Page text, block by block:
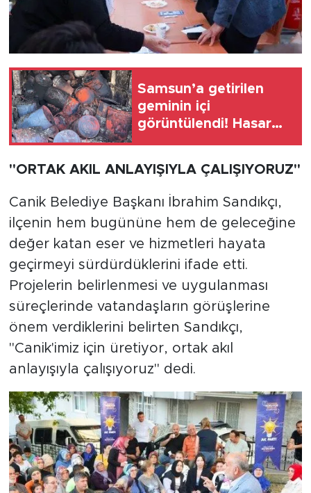
Samsun’a getirilen
geminin içi
görüntülendi! Hasar
"ORTAK AKIL ANLAYIŞIYLA ÇALIŞIYORUZ"
Canik Belediye Başkanı İbrahim Sandıkçı,
ilçenin hem bugününe hem de geleceğine
değer katan eser ve hizmetleri hayata
geçirmeyi sürdürdüklerini ifade etti.
Projelerin belirlenmesi ve uygulanması
süreçlerinde vatandaşların görüşlerine
önem verdiklerini belirten Sandıkçı,
"Canik'imiz için üretiyor, ortak akıl
anlayışıyla çalışıyoruz" dedi.